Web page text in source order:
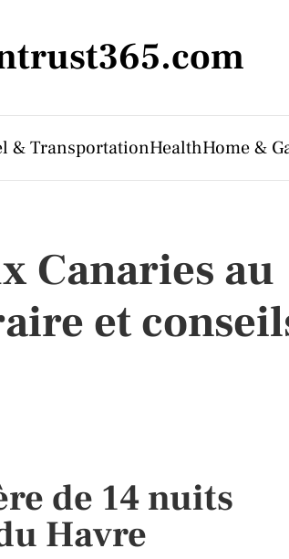
& TransportationHealthHome &
Canaries au
et
de 14 nuits
Havre